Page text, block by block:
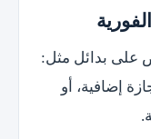
على بدائل مثل:
إضافية، أو